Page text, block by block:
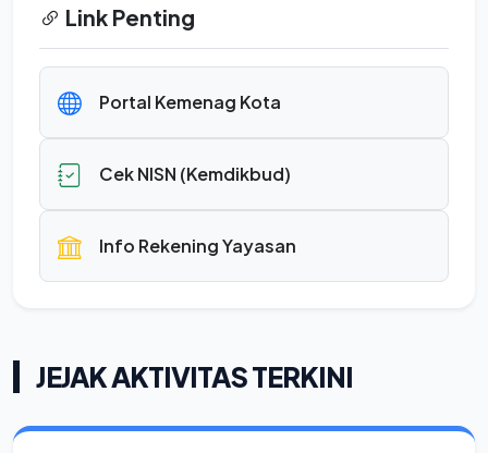
Link Penting
Portal Kemenag Kota
Cek NISN (Kemdikbud)
Info Rekening Yayasan
JEJAK AKTIVITAS TERKINI